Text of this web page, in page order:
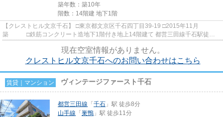
築年数：築10年
階数：14階建 地下1階
【クレストヒル文京千石】 □東京都文京区千石四丁目39-19 □2015年11月
築 □鉄筋コンクリート造地下1階付き地上14階建て 都営三田線千石駅徒歩2
現在空室情報がありません。
クレストヒル文京千石へのお問い合わせはこちら
賃貸｜マンション ヴィンテージファースト千石
都営三田線 「 千石 」駅 徒歩8分
山手線 「 巣鴨 」駅 徒歩11分